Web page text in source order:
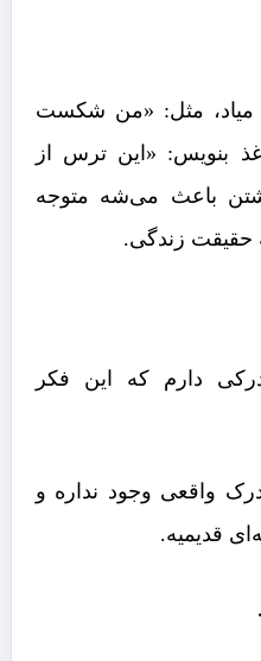
میاد، مثل: «من شکست
بنویس: «این ترس از
باعث می‌شه متوجه
حقیقت زندگی.
دارم که این فکر
واقعی وجود نداره و
قدیمیه.